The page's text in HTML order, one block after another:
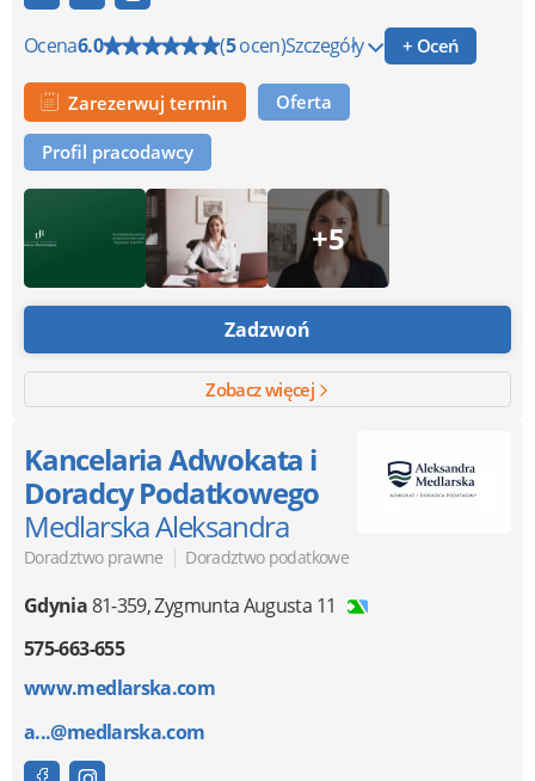
Ocena6.0 (5ocen)Szczegóły + Oceń
Zarezerwuj termin Oferta
Profil pracodawcy
+5
Zadzwoń
Zobacz więcej
Kancelaria Adwokata i
Doradcy Podatkowego
Medlarska Aleksandra
Doradztwo prawne | Doradztwo podatkowe
Gdynia81-359,Zygmunta Augusta 11
575-663-655
www.medlarska.com
a...@medlarska.com